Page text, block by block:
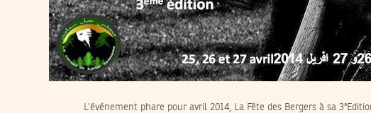
L’événement phare pour avril 2014, La Fête des Bergers à sa